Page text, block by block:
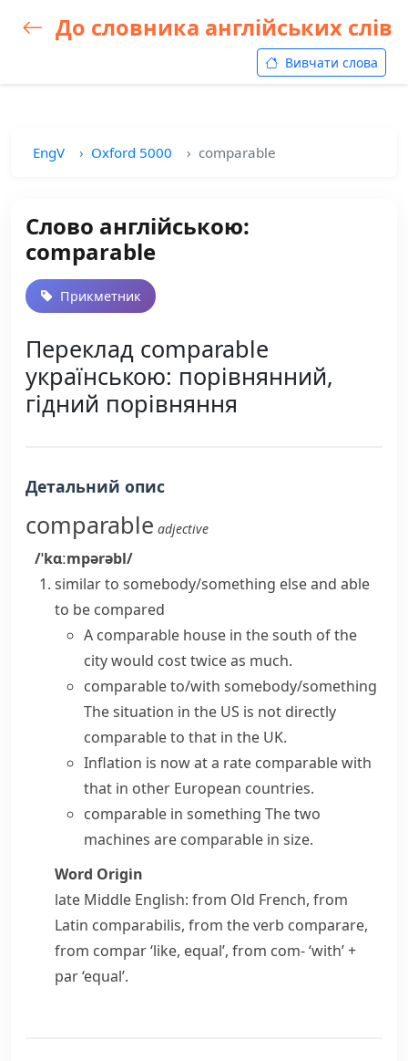
До словника англійських слів
Вивчати слова
EngV Oxford 5000 comparable
Слово англійською:
comparable
Прикметник
Переклад comparable
українською: порівнянний,
гідний порівняння
Детальний опис
comparable adjective
/ˈkɑːmpərəbl/
similar to somebody/something else and able
to be compared
A comparable house in the south of the
city would cost twice as much.
comparable to/with somebody/something
The situation in the US is not directly
comparable to that in the UK.
Inflation is now at a rate comparable with
that in other European countries.
comparable in something The two
machines are comparable in size.
Word Origin
late Middle English: from Old French, from
Latin comparabilis, from the verb comparare,
from compar‘like, equal’, from com-‘with’ +
par‘equal’.